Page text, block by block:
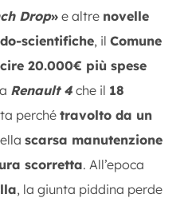
Drop» e altre novelle
scientifiche, il Comune
20.000€ più spese
Renault 4 che il 18
perchétravolto da un
scarsa manutenzione
scorretta. All’epoca
, la giunta piddina perde